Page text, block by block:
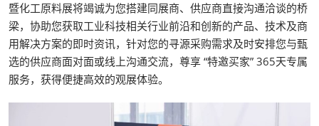
暨化工原料展将竭诚为您搭建同展商、供应商直接沟通洽谈的桥
梁，协助您获取工业科技相关行业前沿和创新的产品、技术及商
用解决方案的即时资讯，针对您的寻源采购需求及时安排您与甄
选的供应商面对面或线上沟通交流，尊享 “特邀买家” 365天专属
服务，获得便捷高效的观展体验。